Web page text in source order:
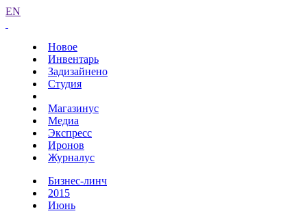
EN
Новое
Инвентарь
Задизайнено
Студия
Магазинус
Медиа
Экспресс
Иронов
Журналус
Бизнес-линч
2015
Июнь